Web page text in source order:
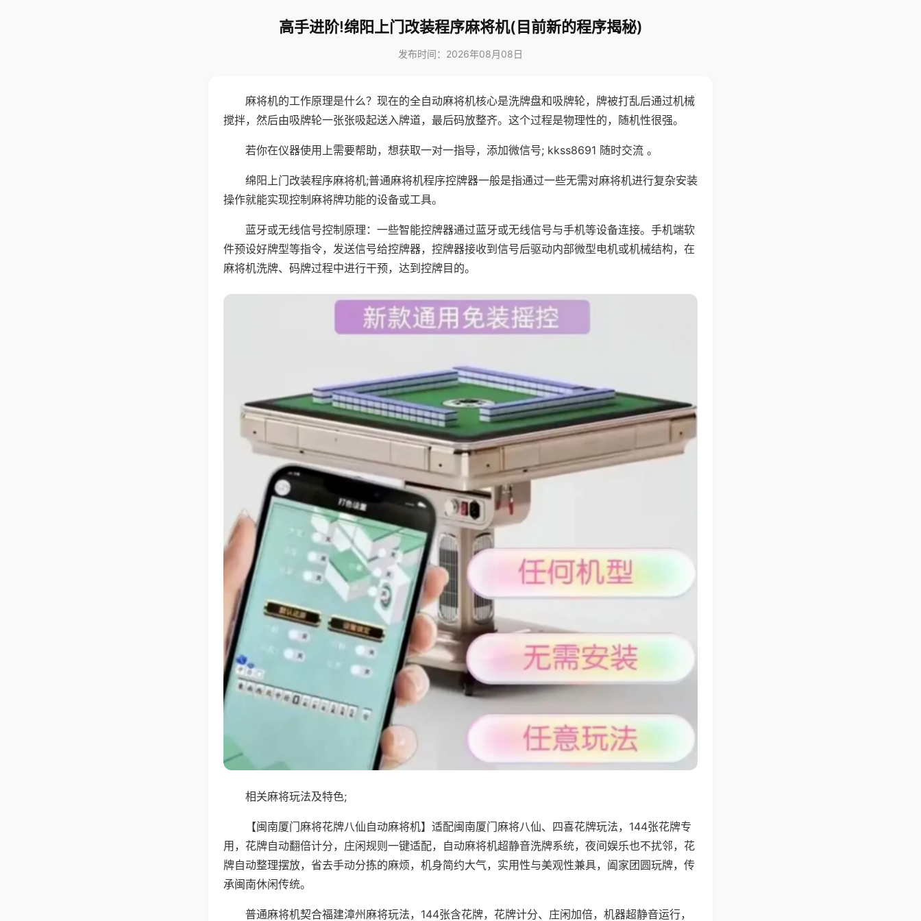
高手进阶!绵阳上门改装程序麻将机(目前新的程序揭秘)
发布时间：2026年08月08日
麻将机的工作原理是什么？现在的全自动麻将机核心是洗牌盘和吸牌轮，牌被打乱后通过机械
搅拌，然后由吸牌轮一张张吸起送入牌道，最后码放整齐。这个过程是物理性的，随机性很强。
若你在仪器使用上需要帮助，想获取一对一指导，添加微信号; kkss8691 随时交流 。
绵阳上门改装程序麻将机;普通麻将机程序控牌器一般是指通过一些无需对麻将机进行复杂安装
操作就能实现控制麻将牌功能的设备或工具。
蓝牙或无线信号控制原理：一些智能控牌器通过蓝牙或无线信号与手机等设备连接。手机端软
件预设好牌型等指令，发送信号给控牌器，控牌器接收到信号后驱动内部微型电机或机械结构，在
麻将机洗牌、码牌过程中进行干预，达到控牌目的。
相关麻将玩法及特色;
【闽南厦门麻将花牌八仙自动麻将机】适配闽南厦门麻将八仙、四喜花牌玩法，144张花牌专
用，花牌自动翻倍计分，庄闲规则一键适配，自动麻将机超静音洗牌系统，夜间娱乐也不扰邻，花
牌自动整理摆放，省去手动分拣的麻烦，机身简约大气，实用性与美观性兼具，阖家团圆玩牌，传
承闽南休闲传统。
普通麻将机契合福建漳州麻将玩法，144张含花牌，花牌计分、庄闲加倍，机器超静音运行，